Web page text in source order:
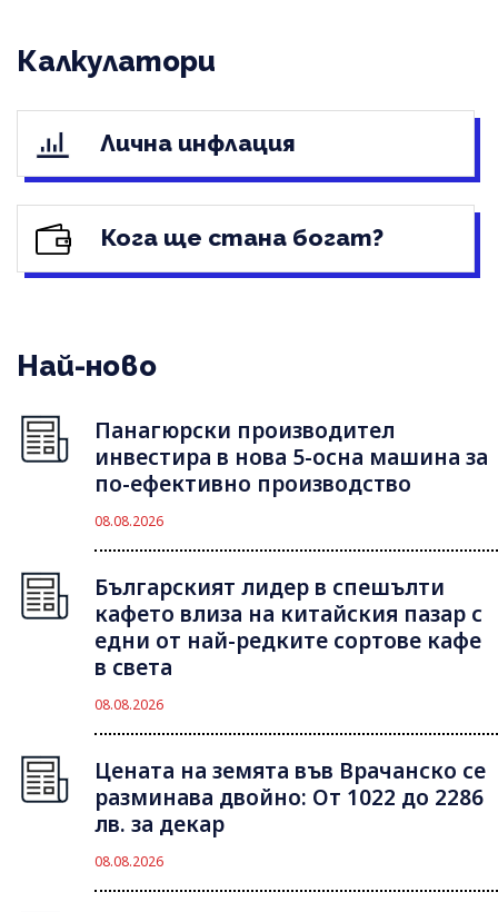
Калкулатори
Лична инфлация
Кога ще стана богат?
Най-ново
Панагюрски производител
инвестира в нова 5-осна машина за
по-ефективно производство
08.08.2026
Българският лидер в спешълти
кафето влиза на китайския пазар с
едни от най-редките сортове кафе
в света
08.08.2026
Цената на земята във Врачанско се
разминава двойно: От 1022 до 2286
лв. за декар
08.08.2026